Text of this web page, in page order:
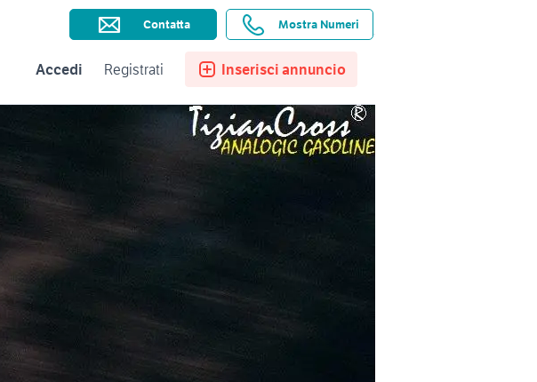
Subito per le Aziende Assistenza Ricerche salvate Preferiti
Accedi Registrati Inserisci annuncio
Contatta Mostra Numeri